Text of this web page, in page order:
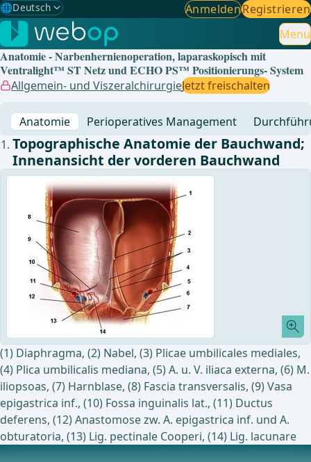
🌐Deutsch
Gewählte Sprache: Deutsch
🇩🇪 Deutsch ✓
🇬🇧English
🇪🇸Spanisch
🇧🇷Brasilianisch
AnmeldenRegistrieren
Menu
Anatomie - Narbenhernienoperation, laparaskopisch mit
Ventralight™ ST Netz und ECHO PS™ Positionierungs- System
Allgemein- und ViszeralchirurgieJetzt freischalten
Anatomie Perioperatives Management
Topographische Anatomie der Bauchwand;
Innenansicht der vorderen Bauchwand
(1) Diaphragma, (2) Nabel, (3) Plicae umbilicales mediales,
(4) Plica umbilicalis mediana, (5) A. u. V. iliaca externa, (6) M.
iliopsoas, (7) Harnblase, (8) Fascia transversalis, (9) Vasa
epigastrica inf., (10) Fossa inguinalis lat., (11) Ductus
deferens, (12) Anastomose zw. A. epigastrica inf. und A.
obturatoria, (13) Lig. pectinale Cooperi, (14) Lig. lacunare
Chirurgische Anatomie der vorderen Bauchwand